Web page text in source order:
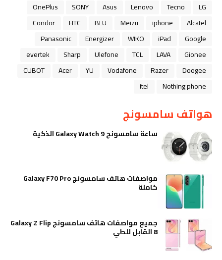
LG
Tecno
Lenovo
Asus
SONY
OnePlus
Alcatel
iphone
Meizu
BLU
HTC
Condor
Google
iPad
WIKO
Energizer
Panasonic
Gionee
LAVA
TCL
Ulefone
Sharp
evertek
Doogee
Razer
Vodafone
YU
Acer
CUBOT
Nothing phone
itel
هواتف سامسونج
ساعة سامسونج Galaxy Watch 9 الذكية
مواصفات هاتف سامسونج Galaxy F70 Pro
كاملة
جميع مواصفات هاتف سامسونج Galaxy Z Flip
8 القابل للطي